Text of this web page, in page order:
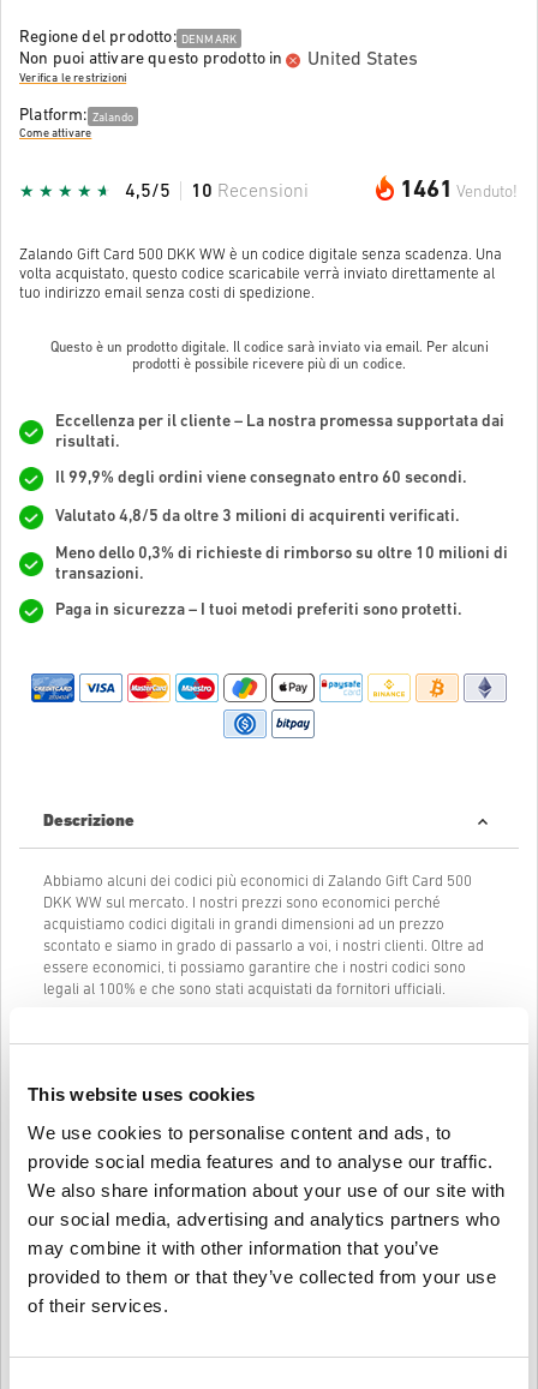
This website uses cookies
We use cookies to personalise content and ads, to
provide social media features and to analyse our traffic.
We also share information about your use of our site with
our social media, advertising and analytics partners who
may combine it with other information that you’ve
provided to them or that they’ve collected from your use
of their services.
Regione del prodotto: DENMARK
Non puoi attivare questo prodotto in United States
Verifica le restrizioni
Platform: Zalando
Come attivare
1461 Venduto!
4,5/5 10 Recensioni
Zalando Gift Card 500 DKK WW è un codice digitale senza scadenza. Una
volta acquistato, questo codice scaricabile verrà inviato direttamente al
tuo indirizzo email senza costi di spedizione.
Questo è un prodotto digitale. Il codice sarà inviato via email. Per alcuni
prodotti è possibile ricevere più di un codice.
Eccellenza per il cliente – La nostra promessa supportata dai
risultati.
Il 99,9% degli ordini viene consegnato entro 60 secondi.
Valutato 4,8/5 da oltre 3 milioni di acquirenti verificati.
Meno dello 0,3% di richieste di rimborso su oltre 10 milioni di
transazioni.
Paga in sicurezza – I tuoi metodi preferiti sono protetti.
Descrizione
Abbiamo alcuni dei codici più economici di Zalando Gift Card 500
DKK WW sul mercato. I nostri prezzi sono economici perché
acquistiamo codici digitali in grandi dimensioni ad un prezzo
scontato e siamo in grado di passarlo a voi, i nostri clienti. Oltre ad
essere economici, ti possiamo garantire che i nostri codici sono
legali al 100% e che sono stati acquistati da fornitori ufficiali.
Card 500 DKK WW istantaneamente e direttamente al tuo indirizzo
La nostra Live Chat (24/7) e il nostro eccellente supporto clienti
sono sempre disponibili in caso ci fossero problemi o domande
riguardo al codice di Zalando Gift Card 500 DKK WW.
Il nostro sistema di acquisto facile che comprende solo 3 passaggi
non contiene alcun modulo fastidioso o questionario da compilare e
richiede solamente un indirizzo email e un metodo di pagamento
valido, così da rendere il processo di acquisto di Zalando Gift Card
500 DKK WW da livecards.net veloce e facile.